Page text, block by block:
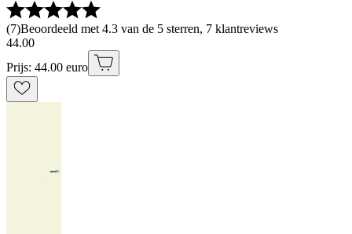
(7)Beoordeeld met 4.3 van de 5 sterren, 7 klantreviews
44.00
Prijs: 44.00 euro